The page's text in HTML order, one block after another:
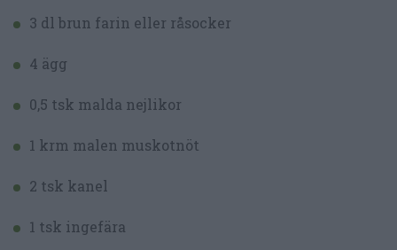
3 dl brun farin eller råsocker
4 ägg
0,5 tsk malda nejlikor
1 krm malen muskotnöt
2 tsk kanel
1 tsk ingefära